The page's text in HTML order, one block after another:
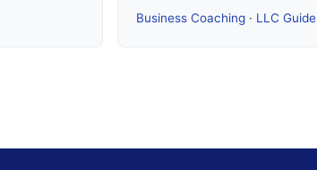
Business Coaching · LLC Guide